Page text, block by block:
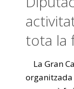
tota la
La Gran